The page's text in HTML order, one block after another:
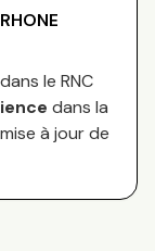
le RNC
dans la
à jour de